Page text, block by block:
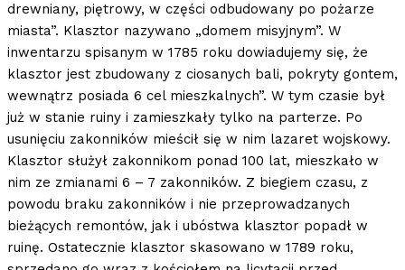
drewniany, piętrowy, w części odbudowany po pożarze
miasta”. Klasztor nazywano „domem misyjnym”. W
inwentarzu spisanym w 1785 roku dowiadujemy się, że
klasztor jest zbudowany z ciosanych bali, pokryty gontem,
wewnątrz posiada 6 cel mieszkalnych”. W tym czasie był
już w stanie ruiny i zamieszkały tylko na parterze. Po
usunięciu zakonników mieścił się w nim lazaret wojskowy.
Klasztor służył zakonnikom ponad 100 lat, mieszkało w
nim ze zmianami 6 – 7 zakonników. Z biegiem czasu, z
powodu braku zakonników i nie przeprowadzanych
bieżących remontów, jak i ubóstwa klasztor popadł w
ruinę. Ostatecznie klasztor skasowano w 1789 roku,